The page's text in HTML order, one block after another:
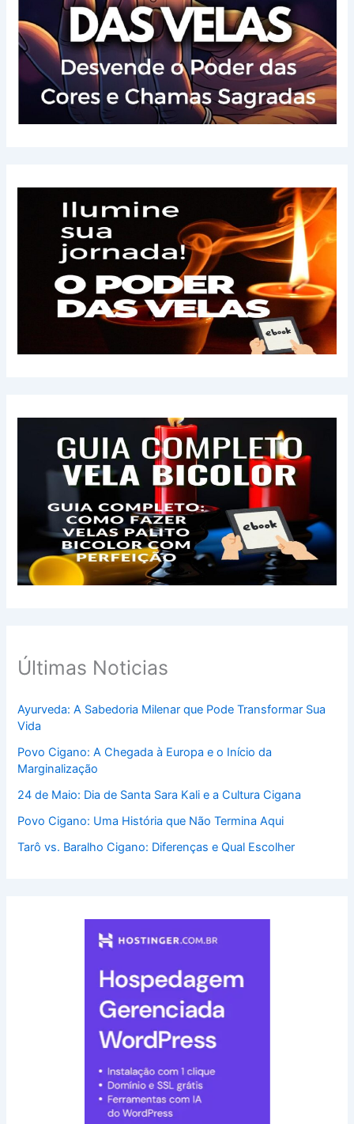
Últimas Noticias
Ayurveda: A Sabedoria Milenar que Pode Transformar Sua
Vida
Povo Cigano: A Chegada à Europa e o Início da
Marginalização
24 de Maio: Dia de Santa Sara Kali e a Cultura Cigana
Povo Cigano: Uma História que Não Termina Aqui
Tarô vs. Baralho Cigano: Diferenças e Qual Escolher